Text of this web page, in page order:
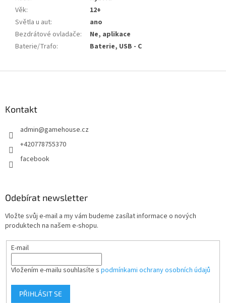
Věk:
12+
Světla u aut:
ano
Bezdrátové ovladače:
Ne, aplikace
Baterie/Trafo: Baterie, USB - C
Kontakt
admin@gamehouse.cz
+420778755370
facebook
Odebírat newsletter
Vložte svůj e-mail a my vám budeme zasílat informace o nových
produktech na našem e-shopu.
E-mail
Vložením e-mailu souhlasíte s podmínkami ochrany osobních údajů
PŘIHLÁSIT SE